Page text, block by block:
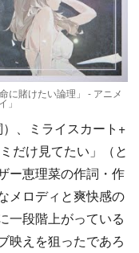
に賭けたい論理」 - アニメ
」
、ミライスカート+
だけ見てたい」（と
ー恵理菜の作詞・作
メロディと爽快感の
一段階上がっている
映えを狙ったであろ